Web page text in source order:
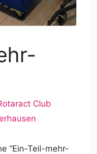
Club
“Ein-Teil-mehr-